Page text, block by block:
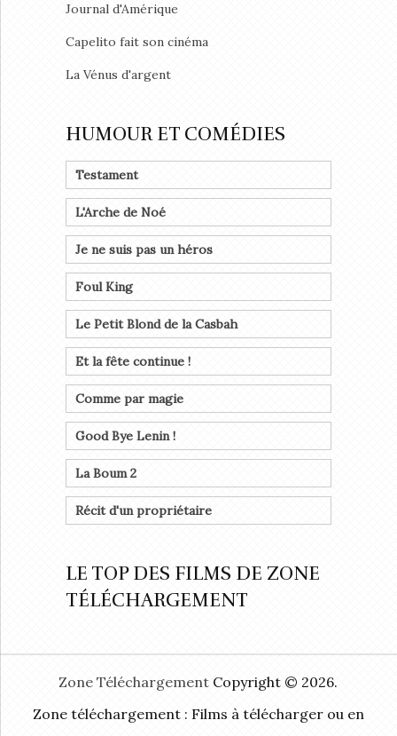
Journal d'Amérique
Capelito fait son cinéma
La Vénus d'argent
HUMOUR ET COMÉDIES
Testament
L'Arche de Noé
Je ne suis pas un héros
Foul King
Le Petit Blond de la Casbah
Et la fête continue !
Comme par magie
Good Bye Lenin !
La Boum 2
Récit d'un propriétaire
LE TOP DES FILMS DE ZONE
TÉLÉCHARGEMENT
Zone Téléchargement Copyright © 2026.
Zone téléchargement : Films à télécharger ou en